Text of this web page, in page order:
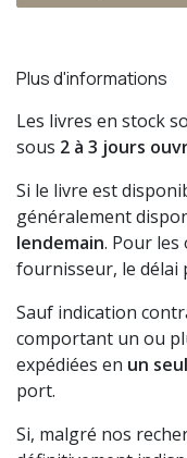
Plus d'informations
Les livres en stock
sous 2 à 3 jours
Si le livre est
généralement
lendemain. Pour les
fournisseur, le délai
Sauf indication
comportant un ou
expédiées en un
port.
Si, malgré nos